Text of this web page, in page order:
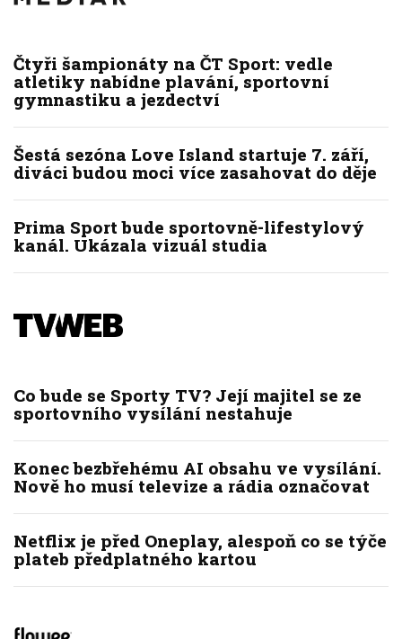
Čtyři šampionáty na ČT Sport: vedle
atletiky nabídne plavání, sportovní
gymnastiku a jezdectví
Šestá sezóna Love Island startuje 7. září,
diváci budou moci více zasahovat do děje
Prima Sport bude sportovně-lifestylový
kanál. Ukázala vizuál studia
Co bude se Sporty TV? Její majitel se ze
sportovního vysílání nestahuje
Konec bezbřehému AI obsahu ve vysílání.
Nově ho musí televize a rádia označovat
Netflix je před Oneplay, alespoň co se týče
plateb předplatného kartou